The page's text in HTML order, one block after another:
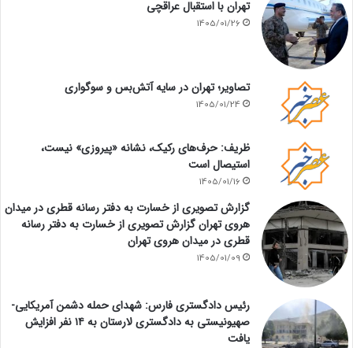
تهران با استقبال عراقچی
1405/01/26
تصاویر؛ تهران در سایه آتش‌بس و سوگواری
1405/01/24
ظریف: حرف‌های رکیک، نشانه «پیروزی» نیست،
استیصال است
1405/01/16
گزارش تصویری از خسارت به دفتر رسانه قطری در میدان
هروی تهران گزارش تصویری از خسارت به دفتر رسانه
قطری در میدان هروی تهران
1405/01/09
رئیس دادگستری فارس: شهدای حمله دشمن آمریکایی-
صهیونیستی به دادگستری لارستان به ۱۴ نفر افزایش
یافت